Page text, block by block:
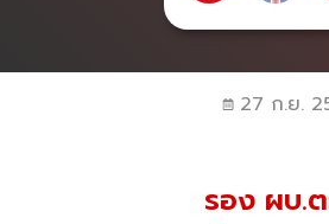
27 ก.ย.
รอง ผบ.